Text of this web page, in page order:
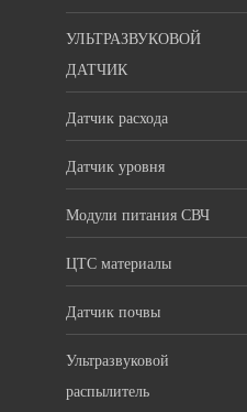
УЛЬТРАЗВУКОВОЙ
ДАТЧИК
Датчик расхода
Датчик уровня
Модули питания СВЧ
ЦТС материалы
Датчик почвы
Ультразвуковой
распылитель